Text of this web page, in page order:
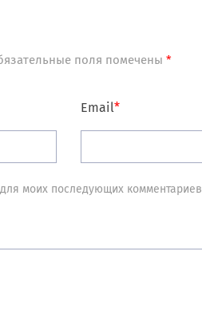
поля помечены *
Email*
моих последующих комментариев